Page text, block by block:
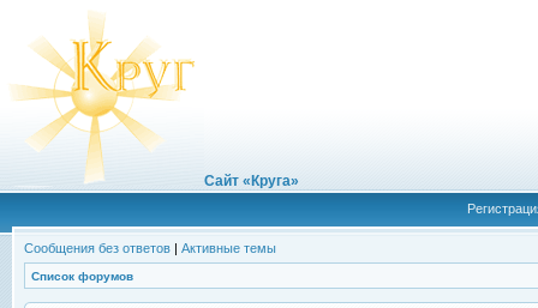
Сайт «Круга»
Сообщения без ответов | Активные темы
Список форумов